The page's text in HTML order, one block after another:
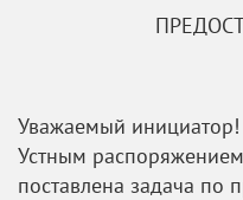
Уважаемый инициатор!
Устным
поставлена задача по